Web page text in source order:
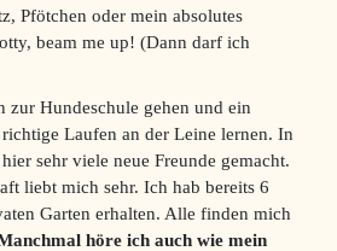
Pfötchen oder mein absolutes
beam me up! (Dann darf ich
zur Hundeschule gehen und ein
Laufen an der Leine lernen. In
sehr viele neue Freunde gemacht.
liebt mich sehr. Ich hab bereits 6
Garten erhalten. Alle finden mich
höre ich auch wie mein